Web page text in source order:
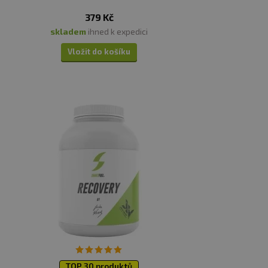
buněk. Přispívá k
biogenní látka, která
funkcí tzv.
protože přispívá ke
a dopaminu
a pozornost a
(NO). Funguje v synergii
379 Kč
skladem ihned k expedici
Vložit do košíku
TOP 30 produktů